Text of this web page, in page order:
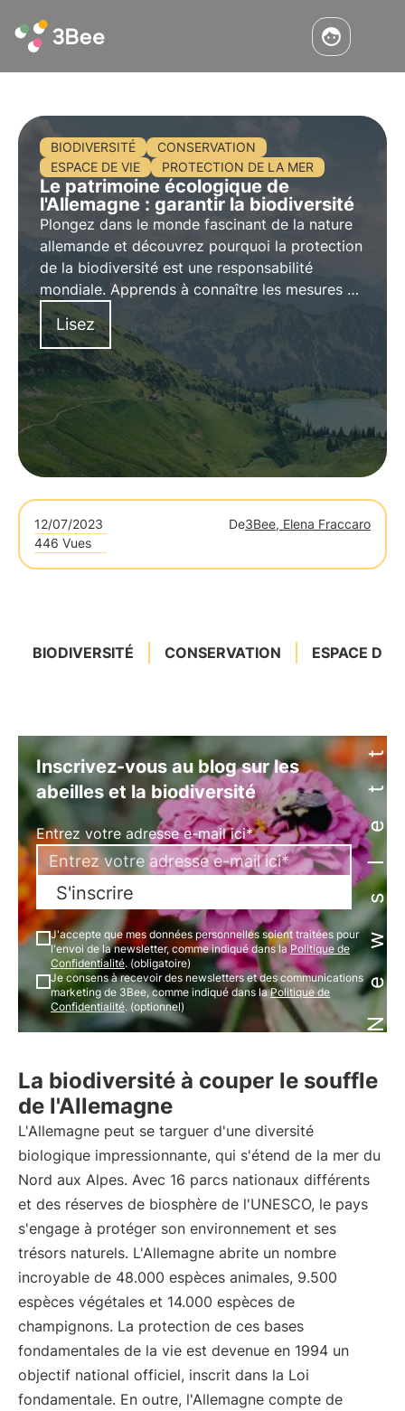
BIODIVERSITÉ
CONSERVATION
ESPACE DE VIE
PROTECTION DE LA MER
Le patrimoine écologique de
l'Allemagne : garantir la biodiversité
Plongez dans le monde fascinant de la nature
allemande et découvrez pourquoi la protection
de la biodiversité est une responsabilité
mondiale. Apprends à connaître les mesures de
conservation des habitats, la protection des
océans et le rôle de la recherche dans la
gestion de la biodiversité.
Lisez
12/07/2023 De3Bee, Elena Fraccaro
446 Vues
BIODIVERSITÉ CONSERVATION ESPACE DE
Newsletter
Inscrivez-vous au blog sur les
abeilles et la biodiversité
Entrez votre adresse e-mail ici*
S'inscrire
J'accepte que mes données personnelles soient traitées pour
l'envoi de la newsletter, comme indiqué dans laPolitique de
Confidentialité. (obligatoire)
Je consens à recevoir des newsletters et des communications
marketing de 3Bee, comme indiqué dans laPolitique de
Confidentialité. (optionnel)
La biodiversité à couper le souffle
de l'Allemagne
L'Allemagne peut se targuer d'une diversité
biologique impressionnante, qui s'étend de la mer du
Nord aux Alpes. Avec 16 parcs nationaux différents
et des réserves de biosphère de l'UNESCO, le pays
s'engage à protéger son environnement et ses
trésors naturels. L'Allemagne abrite un nombre
incroyable de 48.000 espèces animales, 9.500
espèces végétales et 14.000 espèces de
champignons. La protection de ces bases
fondamentales de la vie est devenue en 1994 un
objectif national officiel, inscrit dans la Loi
fondamentale. En outre, l'Allemagne compte de